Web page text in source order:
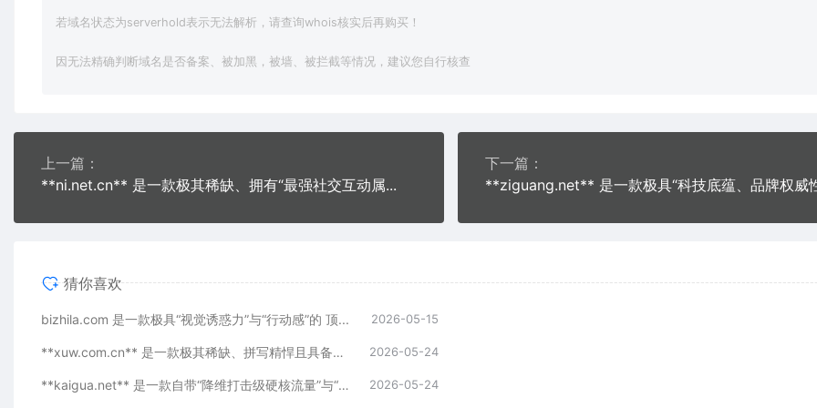
若域名状态为serverhold表示无法解析，请查询whois核实后再购买！
因无法精确判断域名是否备案、被加黑，被墙、被拦截等情况，建议您自行核查
上一篇：
**ni.net.cn** 是一款极其稀缺、拥有“最强社交互动属...
下一篇：
**ziguang.net** 是一款极具“科技底蕴、品牌权威
猜你喜欢
bizhila.com 是一款极具“视觉诱惑力”与“行动感”的 顶... 2026-05-15
**xuw.com.cn** 是一款极其稀缺、拼写精悍且具备极高... 2026-05-24
**kaigua.net** 是一款自带“降维打击级硬核流量”与“极... 2026-05-24